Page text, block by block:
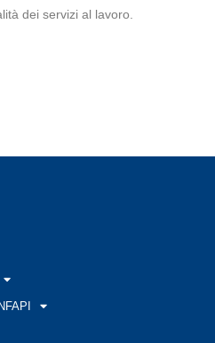
dei servizi al lavoro.